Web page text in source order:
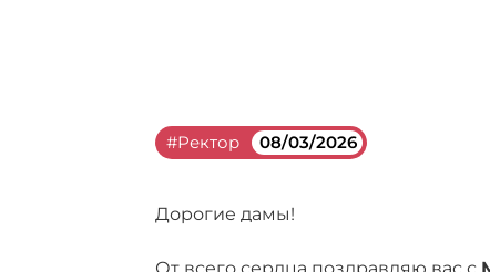
#Ректор 08/03/2026
Дорогие дамы!